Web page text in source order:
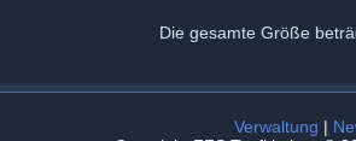
Die gesamte Größe
Verwaltung |